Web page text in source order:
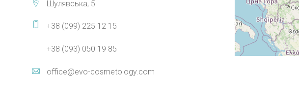
Шулявська, 5
+38 (099) 225 12 15
+38 (093) 050 19 85
office@evo-cosmetology.com